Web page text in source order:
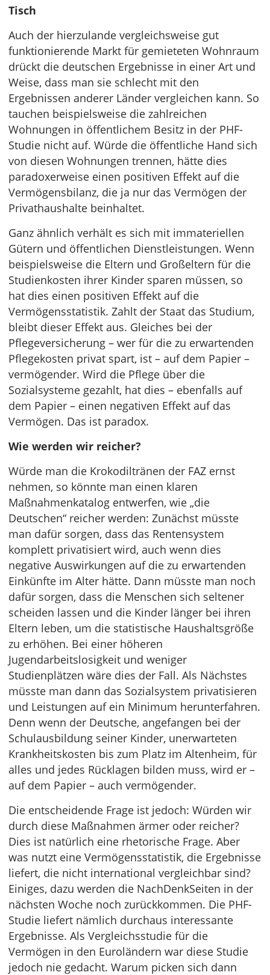
Tisch
Auch der hierzulande vergleichsweise gut
funktionierende Markt für gemieteten Wohnraum
drückt die deutschen Ergebnisse in einer Art und
Weise, dass man sie schlecht mit den
Ergebnissen anderer Länder vergleichen kann. So
tauchen beispielsweise die zahlreichen
Wohnungen in öffentlichem Besitz in der PHF-
Studie nicht auf. Würde die öffentliche Hand sich
von diesen Wohnungen trennen, hätte dies
paradoxerweise einen positiven Effekt auf die
Vermögensbilanz, die ja nur das Vermögen der
Privathaushalte beinhaltet.
Ganz ähnlich verhält es sich mit immateriellen
Gütern und öffentlichen Dienstleistungen. Wenn
beispielsweise die Eltern und Großeltern für die
Studienkosten ihrer Kinder sparen müssen, so
hat dies einen positiven Effekt auf die
Vermögensstatistik. Zahlt der Staat das Studium,
bleibt dieser Effekt aus. Gleiches bei der
Pflegeversicherung – wer für die zu erwartenden
Pflegekosten privat spart, ist – auf dem Papier –
vermögender. Wird die Pflege über die
Sozialsysteme gezahlt, hat dies – ebenfalls auf
dem Papier – einen negativen Effekt auf das
Vermögen. Das ist paradox.
Wie werden wir reicher?
Würde man die Krokodiltränen der FAZ ernst
nehmen, so könnte man einen klaren
Maßnahmenkatalog entwerfen, wie „die
Deutschen“ reicher werden: Zunächst müsste
man dafür sorgen, dass das Rentensystem
komplett privatisiert wird, auch wenn dies
negative Auswirkungen auf die zu erwartenden
Einkünfte im Alter hätte. Dann müsste man noch
dafür sorgen, dass die Menschen sich seltener
scheiden lassen und die Kinder länger bei ihren
Eltern leben, um die statistische Haushaltsgröße
zu erhöhen. Bei einer höheren
Jugendarbeitslosigkeit und weniger
Studienplätzen wäre dies der Fall. Als Nächstes
müsste man dann das Sozialsystem privatisieren
und Leistungen auf ein Minimum herunterfahren.
Denn wenn der Deutsche, angefangen bei der
Schulausbildung seiner Kinder, unerwarteten
Krankheitskosten bis zum Platz im Altenheim, für
alles und jedes Rücklagen bilden muss, wird er –
auf dem Papier – auch vermögender.
Die entscheidende Frage ist jedoch: Würden wir
durch diese Maßnahmen ärmer oder reicher?
Dies ist natürlich eine rhetorische Frage. Aber
was nutzt eine Vermögensstatistik, die Ergebnisse
liefert, die nicht international vergleichbar sind?
Einiges, dazu werden die NachDenkSeiten in der
nächsten Woche noch zurückkommen. Die PHF-
Studie liefert nämlich durchaus interessante
Ergebnisse. Als Vergleichsstudie für die
Vermögen in den Euroländern war diese Studie
jedoch nie gedacht. Warum picken sich dann